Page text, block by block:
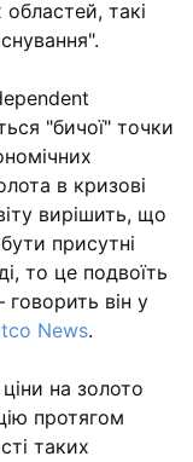
областей, такі
"бичої" точки
в кризові
вирішить, що
присутні
то це подвоїть
він у
News.
на золото
протягом
таких